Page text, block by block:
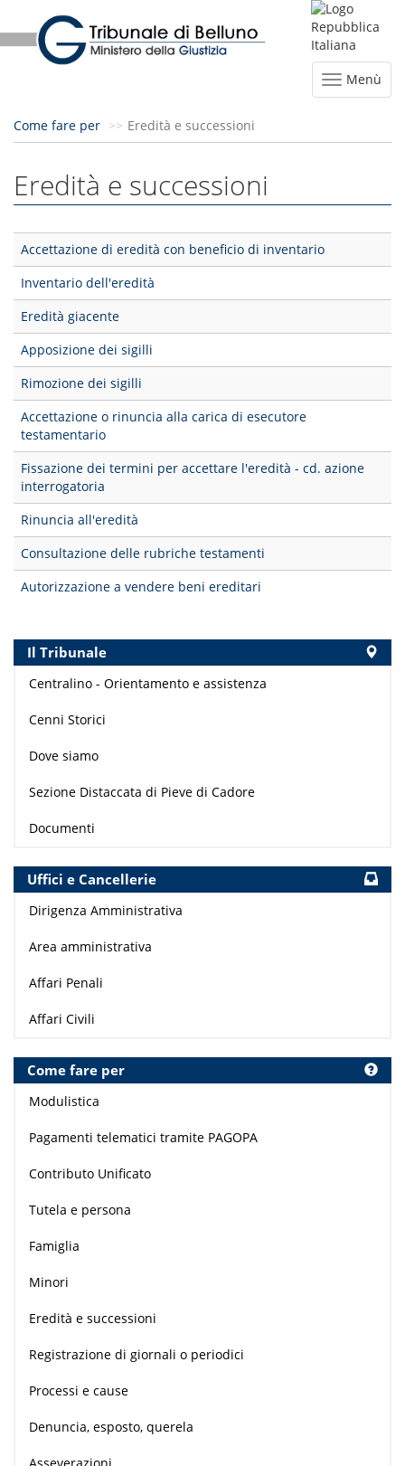
Menù
Come fare per Eredità e successioni
Eredità e successioni
Accettazione di eredità con beneficio di inventario
Inventario dell'eredità
Eredità giacente
Apposizione dei sigilli
Rimozione dei sigilli
Accettazione o rinuncia alla carica di esecutore
testamentario
Fissazione dei termini per accettare l'eredità - cd. azione
interrogatoria
Rinuncia all'eredità
Consultazione delle rubriche testamenti
Autorizzazione a vendere beni ereditari
Il Tribunale
Centralino - Orientamento e assistenza
Cenni Storici
Dove siamo
Sezione Distaccata di Pieve di Cadore
Documenti
Uffici e Cancellerie
Dirigenza Amministrativa
Area amministrativa
Affari Penali
Affari Civili
Come fare per
Modulistica
Pagamenti telematici tramite PAGOPA
Contributo Unificato
Tutela e persona
Famiglia
Minori
Eredità e successioni
Registrazione di giornali o periodici
Processi e cause
Denuncia, esposto, querela